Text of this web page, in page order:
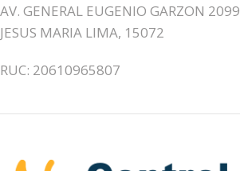
AV. GENERAL EUGENIO GARZON 2099
JESUS MARIA LIMA, 15072
RUC: 20610965807